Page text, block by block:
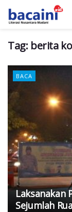
Tag: berita
BACA
Laksanakan
Sejumlah